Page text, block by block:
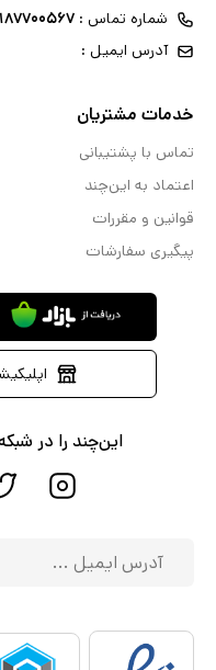
شماره تماس :
آدرس ایمیل :
خدمات مشتریان
تماس با پشتیبانی
اعتماد به این‌چند
قوانین و مقررات
پیگیری سفارشات
این‌چند را در